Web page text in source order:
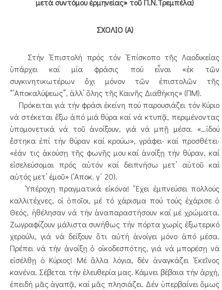
μετά συντόμου ἑρμηνείας» τοῦ Π.Ν.Τρεμπέλα)
ΣΧΟΛΙΟ (Α)
Στήν ᾿Επιστολή πρός τόν ᾿Επίσκοπο τῆς Λαοδικείας
ὑπάρχει καί μία φράσις πού εἶναι «ἐκ τῶν
συγκινητικωτέρων ὄχι μόνον τῶν ἐπιστολῶν τῆς
“᾿Αποκαλύψεως”, ἀλλ’ ὅλης τῆς Καινῆς Διαθήκης» (ΠΜ).
Πρόκειται γιά τήν φράσι ἐκείνη πού παρουσιάζει τόν Κύριο
νά στέκεται ἔξω ἀπό μιά θύρα καί νά κτυπᾷ, περιμένοντας
ὑπομονετικά νά τοῦ ἀνοίξουν, γιά νά μπῇ μέσα. «…ἰδού
ἕστηκα ἐπί τήν θύραν καί κρούω», γράφει· καί προσθέτει·
«ἐάν τις ἀκούσῃ τῆς φωνῆς μου καί ἀνοίξῃ τήν θύραν, καί
εἰσελεύσομαι πρός αὐτόν καί δειπνήσω μετ’ αὐτοῦ καί
αὐτός μετ’ ἐμοῦ» (᾿Αποκ. γ´ 20).
῾Υπέροχη πραγματικά εἰκόνα! ῎Εχει ἐμπνεύσει πολλούς
καλλιτέχνες, οἱ ὁποῖοι, μέ τό χάρισμα πού τούς ἐχάρισε ὁ
Θεός, ἠθέλησαν νά τήν ἀναπαραστήσουν καί μέ χρώματα.
Ζωγραφίζουν μάλιστα συνήθως τήν πόρτα χωρίς ἐξωτερικό
χερούλι, γιά νά δείξουν ὅτι αὐτή ἀνοίγει μόνο ἀπό μέσα.
Πρέπει νά τήν ἀνοίξῃ ὁ οἰκοδεσπότης, γιά νά μπορέσῃ νά
εἰσέλθῃ ὁ Κύριος! Μέ ἄλλα λόγια, δέν ἀναγκάζει ᾿Εκεῖνος
κανένα. Σέβεται τήν ἐλευθερία μας. Κάμνει βέβαια τήν ἀρχή,
ἐπειδή μᾶς ἀγαπᾷ, καί μᾶς πλησιάζει. Δέν ὑπερβαίνει ὅμως